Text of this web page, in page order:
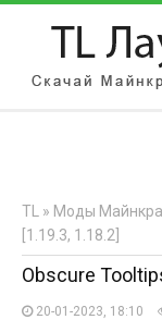
АВТОРИЗАЦИЯ
TL » Моды
[1.19.3, 1.18.2]
Obscure
20-01-2023, 18:10